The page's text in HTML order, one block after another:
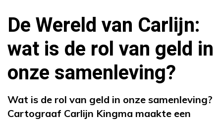
De Wereld van Carlijn:
wat is de rol van geld in
onze samenleving?
Wat is de rol van geld in onze samenleving?
Cartograaf Carlijn Kingma maakte een